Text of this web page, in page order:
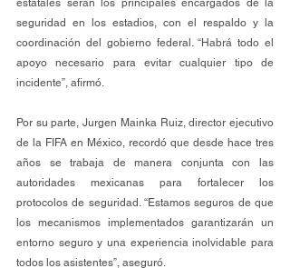
estatales serán los principales encargados de la
seguridad en los estadios, con el respaldo y la
coordinación del gobierno federal. “Habrá todo el
apoyo necesario para evitar cualquier tipo de
incidente”, afirmó.
Por su parte, Jurgen Mainka Ruiz, director ejecutivo
de la FIFA en México, recordó que desde hace tres
años se trabaja de manera conjunta con las
autoridades mexicanas para fortalecer los
protocolos de seguridad. “Estamos seguros de que
los mecanismos implementados garantizarán un
entorno seguro y una experiencia inolvidable para
todos los asistentes”, aseguró.